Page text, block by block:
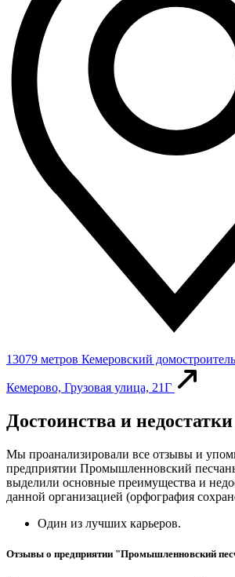
13079 метров Кемеровский
Кемерово, Грузовая улица, 21Г
Достоинства и
Мы проанализировали все отзывы и
предприятии Промышленновский
выделили основные преимущества и
данной организацией (орфография
Один из лучших карьеров.
Отзывы о предприятии "Промышленновский